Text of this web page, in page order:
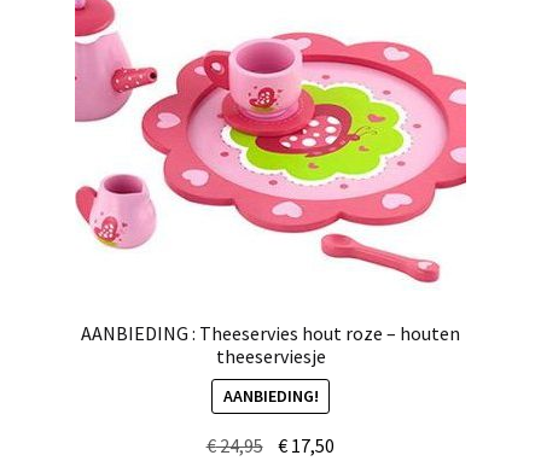
AANBIEDING : Theeservies hout roze – houten
theeserviesje
AANBIEDING!
€24,95 Oorspronkelijke
€ 17,50